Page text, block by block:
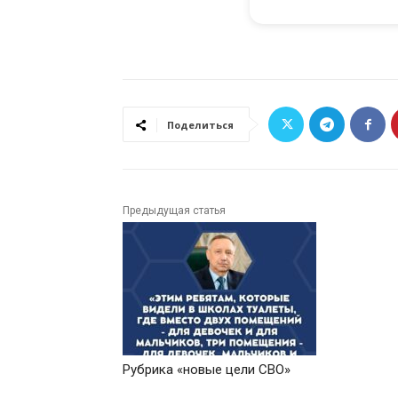
Поделиться
Предыдущая статья
Рубрика «новые цели СВО»